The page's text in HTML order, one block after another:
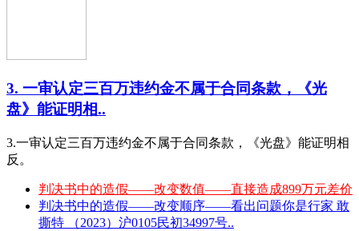
3. 一审认定三百万违约金不属于合同条款，《光
盘》能证明相..
3.一审认定三百万违约金不属于合同条款，《光盘》能证明相
反。
判决书中的造假——改变数值——直接造成899万元差价
判决书中的造假——改变顺序——看出问题你是行家 敢
撕特 （2023）沪0105民初34997号..